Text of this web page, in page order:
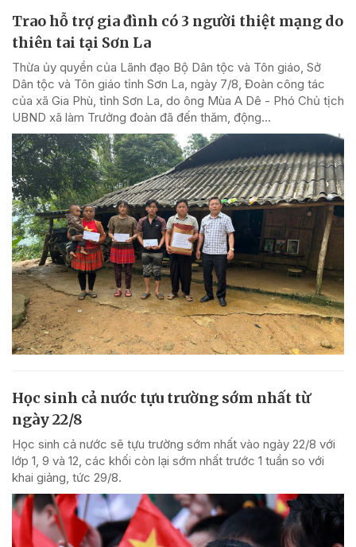
Trao hỗ trợ gia đình có 3 người thiệt mạng do
thiên tai tại Sơn La
Thừa ủy quyền của Lãnh đạo Bộ Dân tộc và Tôn giáo, Sở
Dân tộc và Tôn giáo tỉnh Sơn La, ngày 7/8, Đoàn công tác
của xã Gia Phù, tỉnh Sơn La, do ông Mùa A Dê - Phó Chủ tịch
UBND xã làm Trưởng đoàn đã đến thăm, động...
Học sinh cả nước tựu trường sớm nhất từ
ngày 22/8
Học sinh cả nước sẽ tựu trường sớm nhất vào ngày 22/8 với
lớp 1, 9 và 12, các khối còn lại sớm nhất trước 1 tuần so với
khai giảng, tức 29/8.